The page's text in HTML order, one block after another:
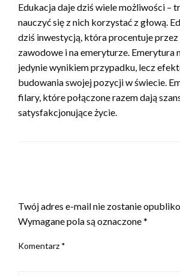
Edukacja daje dziś wiele możliwości –
nauczyć się z nich korzystać z głową.
dziś inwestycją, która procentuje przez
zawodowe i na emeryturze. Emerytura
jedynie wynikiem przypadku, lecz
budowania swojej pozycji w świecie.
filary, które połączone razem dają
satysfakcjonujące życie.
Twój adres e-mail nie zostanie
Wymagane pola są oznaczone*
Komentarz *